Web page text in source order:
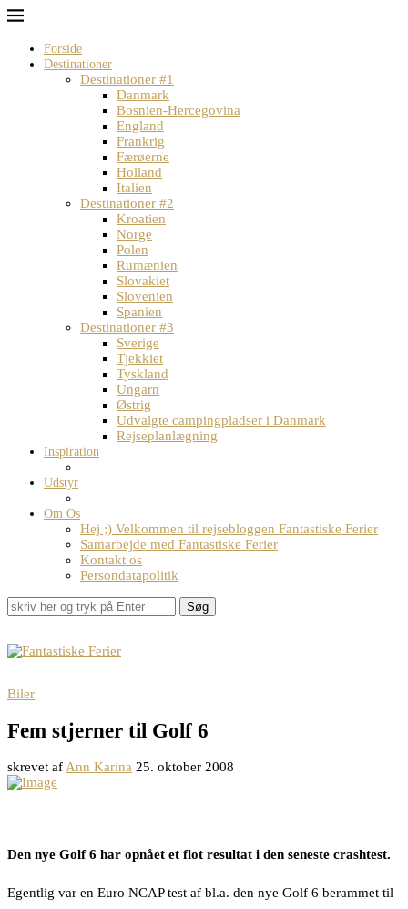
Forside
Destinationer
Destinationer #1
Danmark
Bosnien-Hercegovina
England
Frankrig
Færøerne
Holland
Italien
Destinationer #2
Kroatien
Norge
Polen
Rumænien
Slovakiet
Slovenien
Spanien
Destinationer #3
Sverige
Tjekkiet
Tyskland
Ungarn
Østrig
Udvalgte campingpladser i Danmark
Rejseplanlægning
Inspiration
Udstyr
Om Os
Hej ;) Velkommen til rejsebloggen Fantastiske Ferier
Samarbejde med Fantastiske Ferier
Kontakt os
Persondatapolitik
Søg
Biler
Fem stjerner til Golf 6
skrevet afAnn Karina 25. oktober 2008
Den nye Golf 6 har opnået et flot resultat i den seneste crashtest.
Egentlig var en Euro NCAP test af bl.a. den nye Golf 6 berammet til